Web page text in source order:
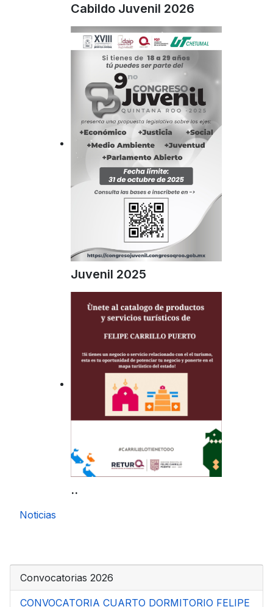
Cabildo Juvenil 2026
Juvenil 2025
..
Noticias
Convocatorias 2026
CONVOCATORIA CUARTO DORMITORIO FELIPE